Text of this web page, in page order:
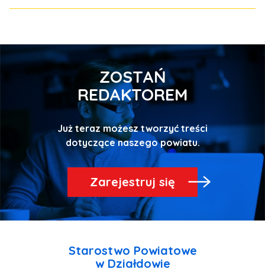
ZOSTAŃ
REDAKTOREM
Już teraz możesz tworzyć treści
dotyczące naszego powiatu.
Zarejestruj się
Starostwo Powiatowe